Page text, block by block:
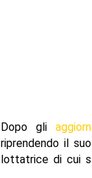
Dopo gli
riprendendo il
lottatrice di cui